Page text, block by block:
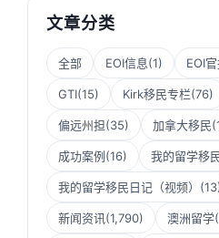
文章分类
全部 EOI信息(1) EOI
GTI(15) Kirk移民专栏(76)
偏远州担(35) 加拿大移民
成功案例(16) 我的留学移
我的留学移民日记（视频）
新闻资讯(1,790) 澳洲留学